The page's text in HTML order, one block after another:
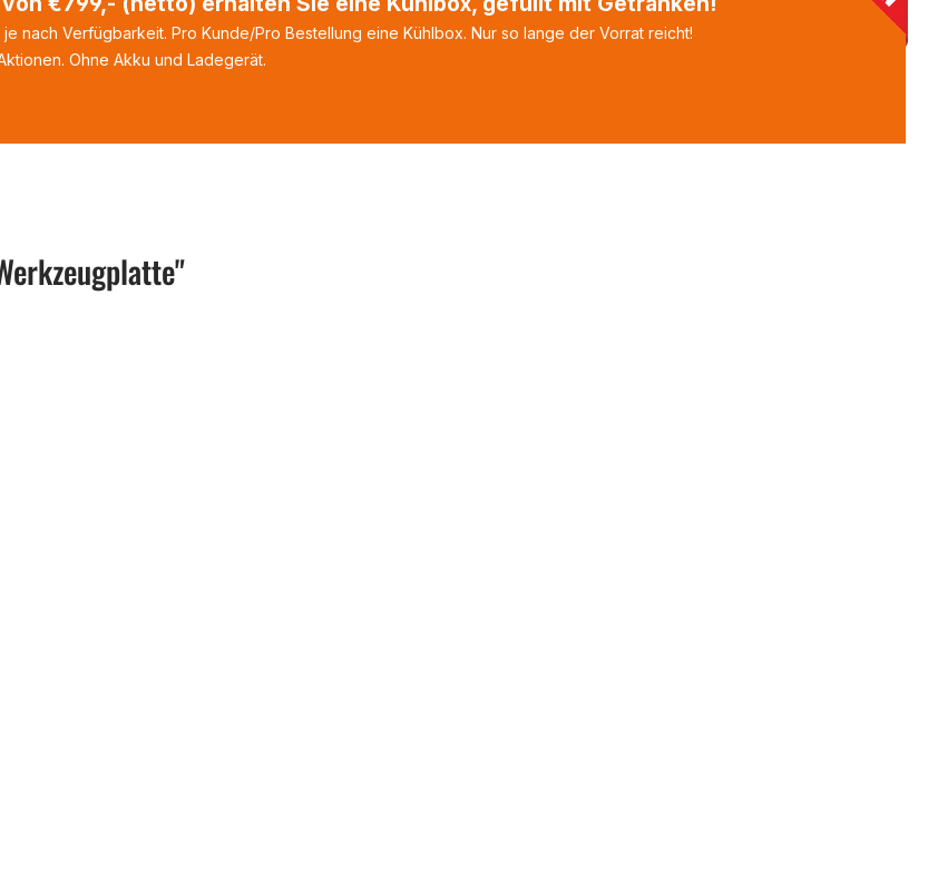
nach Verfügbarkeit. Pro Kunde/Pro Bestellung eine Kühlbox. Nur so lange der Vorrat reicht!
Ohne Akku und Ladegerät.